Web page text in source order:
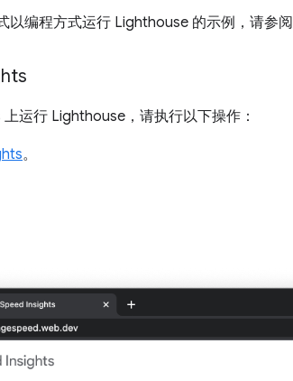
以编程方式运行 Lighthouse 的示例，请参阅
运行 Lighthouse，请执行以下操作：
。